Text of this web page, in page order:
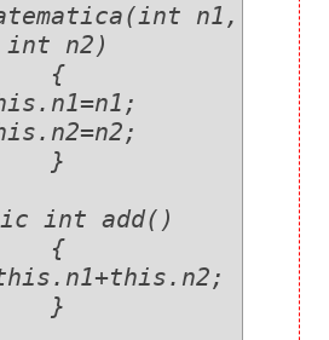
n1,
int n2)
{
}
int add()
{
}